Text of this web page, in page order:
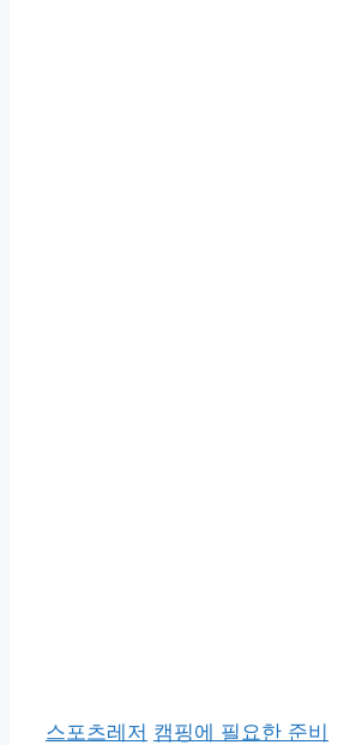
카
스포츠레저 태
캠핑에 필요한 준비